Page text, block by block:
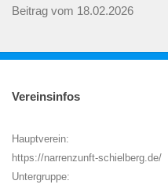
Beitrag vom 18.02.2026
Vereinsinfos
Hauptverein:
https://narrenzunft-schielberg.de/
Untergruppe: